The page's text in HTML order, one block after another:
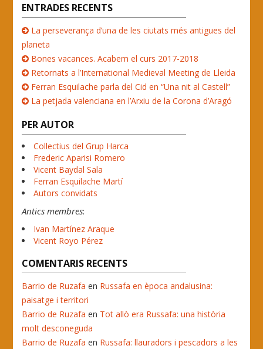
ENTRADES RECENTS
La perseverança d’una de les ciutats més antigues del
planeta
Bones vacances. Acabem el curs 2017-2018
Retornats a l’International Medieval Meeting de Lleida
Ferran Esquilache parla del Cid en “Una nit al Castell”
La petjada valenciana en l’Arxiu de la Corona d’Aragó
PER AUTOR
Col·lectius del Grup Harca
Frederic Aparisi Romero
Vicent Baydal Sala
Ferran Esquilache Martí
Autors convidats
Antics membres:
Ivan Martínez Araque
Vicent Royo Pérez
COMENTARIS RECENTS
Barrio de Ruzafa en Russafa en època andalusina:
paisatge i territori
Barrio de Ruzafa en Tot allò era Russafa: una història
molt desconeguda
Barrio de Ruzafa en Russafa: llauradors i pescadors a les